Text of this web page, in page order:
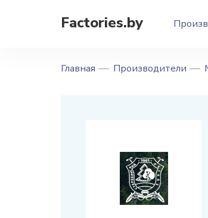
Factories.by
Главная Производители